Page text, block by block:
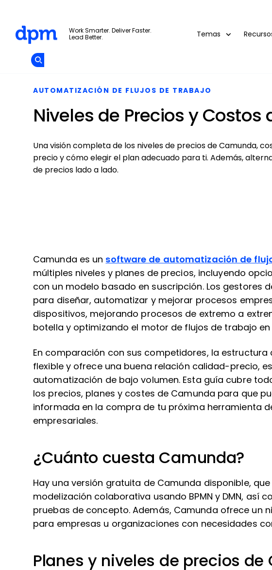
Skip to main content
Work Smarter. Deliver Faster.
Lead Better.
Temas
Add as
AUTOMATIZACIÓN DE FLUJOS DE TRABAJO
Niveles de Precios y
Una visión completa de los niveles de precios de Camunda,
precio y cómo elegir el plan adecuado para ti. Además,
de precios lado a lado.
Camunda es un software de automatización de
múltiples niveles y planes de precios, incluyendo
con un modelo basado en suscripción. Los gestores
para diseñar, automatizar y mejorar procesos
dispositivos, mejorando procesos de extremo a
botella y optimizando el motor de flujos de trabajo en
En comparación con sus competidores, la estructura
flexible y ofrece una buena relación calidad-precio,
automatización de bajo volumen. Esta guía cubre
los precios, planes y costes de Camunda para que
informada en la compra de tu próxima herramienta
empresariales.
¿Cuánto cuesta Camunda?
Hay una versión gratuita de Camunda disponible,
modelización colaborativa usando BPMN y DMN, así
pruebas de concepto. Además, Camunda ofrece un
para empresas u organizaciones con necesidades
Planes y niveles de precios de